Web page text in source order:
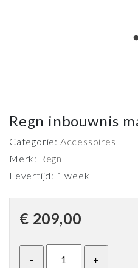
Regn inbouwnis
Categorie: Accessoires
Merk: Regn
Levertijd: 1 week
€ 209,00